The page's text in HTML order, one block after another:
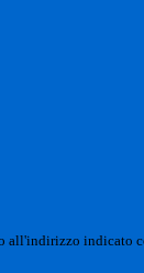
all'indirizzo indicato